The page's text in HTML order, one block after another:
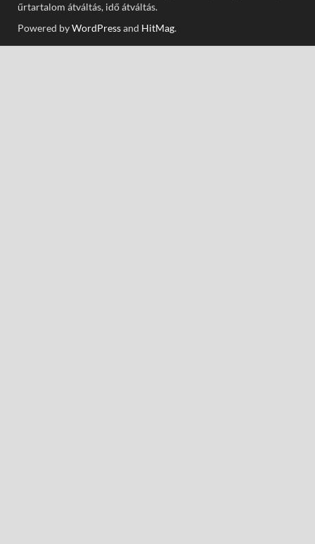
űrtartalom átváltás, idő átváltás.
Powered byWordPressand HitMag.